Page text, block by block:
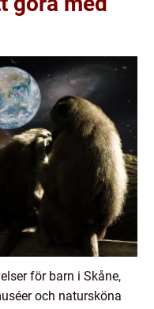
för barn i Skåne,
och natursköna